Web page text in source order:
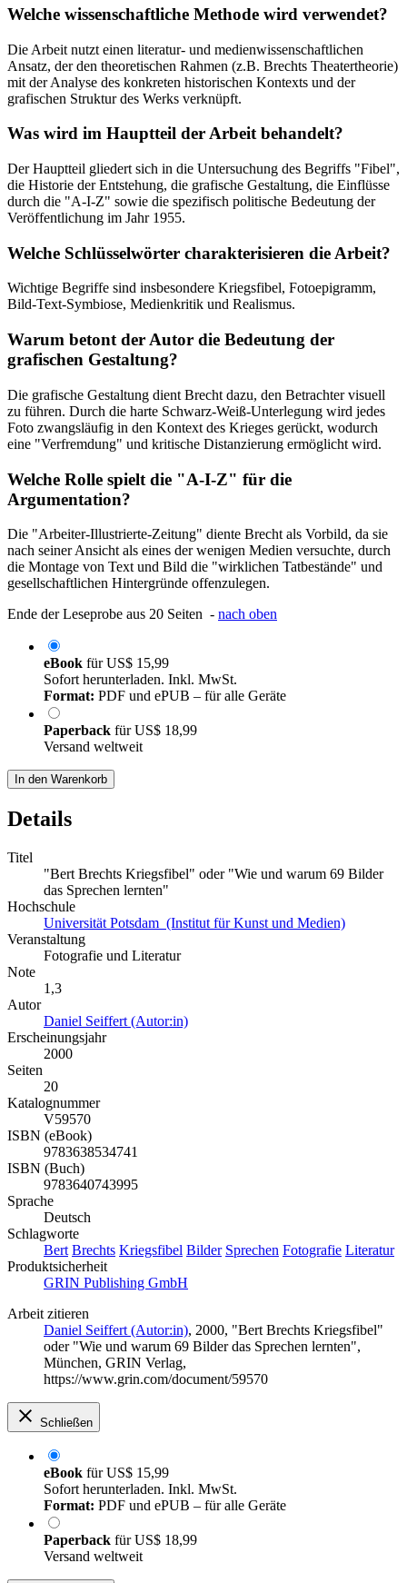
Welche wissenschaftliche Methode wird verwendet?
Die Arbeit nutzt einen literatur- und medienwissenschaftlichen
Ansatz, der den theoretischen Rahmen (z.B. Brechts Theatertheorie)
mit der Analyse des konkreten historischen Kontexts und der
grafischen Struktur des Werks verknüpft.
Was wird im Hauptteil der Arbeit behandelt?
Der Hauptteil gliedert sich in die Untersuchung des Begriffs "Fibel",
die Historie der Entstehung, die grafische Gestaltung, die Einflüsse
durch die "A-I-Z" sowie die spezifisch politische Bedeutung der
Veröffentlichung im Jahr 1955.
Welche Schlüsselwörter charakterisieren die Arbeit?
Wichtige Begriffe sind insbesondere Kriegsfibel, Fotoepigramm,
Bild-Text-Symbiose, Medienkritik und Realismus.
Warum betont der Autor die Bedeutung der
grafischen Gestaltung?
Die grafische Gestaltung dient Brecht dazu, den Betrachter visuell
zu führen. Durch die harte Schwarz-Weiß-Unterlegung wird jedes
Foto zwangsläufig in den Kontext des Krieges gerückt, wodurch
eine "Verfremdung" und kritische Distanzierung ermöglicht wird.
Welche Rolle spielt die "A-I-Z" für die
Argumentation?
Die "Arbeiter-Illustrierte-Zeitung" diente Brecht als Vorbild, da sie
nach seiner Ansicht als eines der wenigen Medien versuchte, durch
die Montage von Text und Bild die "wirklichen Tatbestände" und
gesellschaftlichen Hintergründe offenzulegen.
Ende der Leseprobe aus 20 Seiten - nach oben
eBook fürUS$ 15,99
Sofort herunterladen. Inkl. MwSt.
Format: PDF und ePUB – für alle Geräte
Paperback fürUS$ 18,99
Versand weltweit
In den Warenkorb
Details
Titel
"Bert Brechts Kriegsfibel" oder "Wie und warum 69 Bilder
das Sprechen lernten"
Hochschule
Universität Potsdam (Institut für Kunst und Medien)
Veranstaltung
Fotografie und Literatur
Note
1,3
Autor
Daniel Seiffert (Autor:in)
Erscheinungsjahr
2000
Seiten
20
Katalognummer
V59570
ISBN (eBook)
9783638534741
ISBN (Buch)
9783640743995
Sprache
Deutsch
Schlagworte
Bert Brechts Kriegsfibel Bilder Sprechen Fotografie Literatur
Produktsicherheit
GRIN Publishing GmbH
Arbeit zitieren
Daniel Seiffert (Autor:in), 2000, "Bert Brechts Kriegsfibel"
oder "Wie und warum 69 Bilder das Sprechen lernten",
München, GRIN Verlag,
https://www.grin.com/document/59570
Schließen
eBook fürUS$ 15,99
Sofort herunterladen. Inkl. MwSt.
Format: PDF und ePUB – für alle Geräte
Paperback fürUS$ 18,99
Versand weltweit